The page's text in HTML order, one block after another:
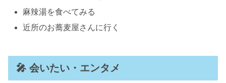
麻辣湯を食べてみる
近所のお蕎麦屋さんに行く
🎤 会いたい・エンタメ